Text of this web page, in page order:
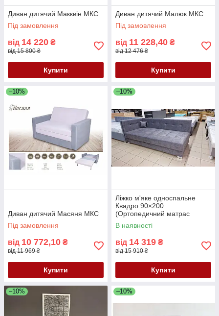
Диван дитячий Макквін МКС
Під замовлення
від 14 220 ₴
від 15 800 ₴
Купити
Диван дитячий Малюк МКС
Під замовлення
від 11 228,40 ₴
від 12 476 ₴
Купити
–10%
Диван дитячий Масяня МКС
Під замовлення
від 10 772,10 ₴
від 11 969 ₴
Купити
–10%
Ліжко м'яке односпальне
Квадро 90×200
(Ортопедичний матрас
Поккет спрінг)
В наявності
від 14 319 ₴
від 15 910 ₴
Купити
–10% –10%